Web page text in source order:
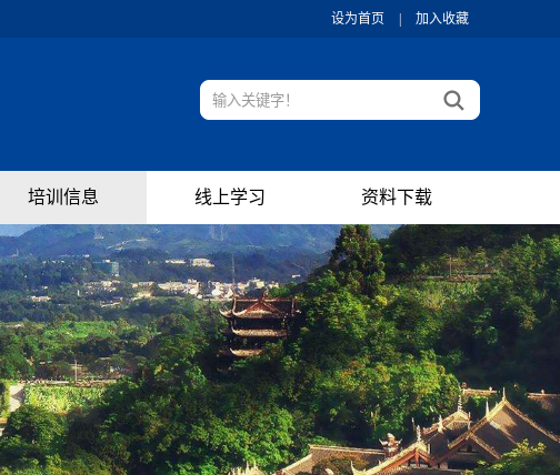
设为首页 加入收藏
培训信息 线上学习 资料下载